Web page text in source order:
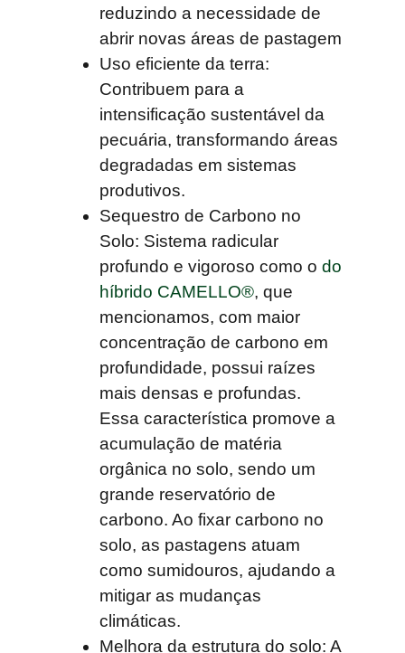
reduzindo a necessidade de
abrir novas áreas de pastagem
Uso eficiente da terra:
Contribuem para a
intensificação sustentável da
pecuária, transformando áreas
degradadas em sistemas
produtivos.
Sequestro de Carbono no
Solo: Sistema radicular
profundo e vigoroso como o do
híbrido CAMELLO®, que
mencionamos, com maior
concentração de carbono em
profundidade, possui raízes
mais densas e profundas.
Essa característica promove a
acumulação de matéria
orgânica no solo, sendo um
grande reservatório de
carbono. Ao fixar carbono no
solo, as pastagens atuam
como sumidouros, ajudando a
mitigar as mudanças
climáticas.
Melhora da estrutura do solo: A